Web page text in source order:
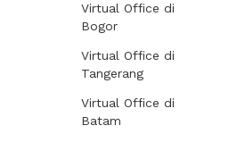
Virtual Office di
Bogor
Virtual Office di
Tangerang
Virtual Office di
Batam